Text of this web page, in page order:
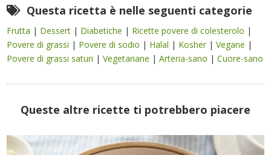
Questa ricetta è nelle seguenti categorie
Frutta | Dessert | Diabetiche | Ricette povere di colesterolo |
Povere di grassi | Povere di sodio | Halal | Kosher |Vegane |
Povere di grassi saturi |Vegetariane |Arteria-sano |Cuore-sano
Queste altre ricette ti potrebbero piacere